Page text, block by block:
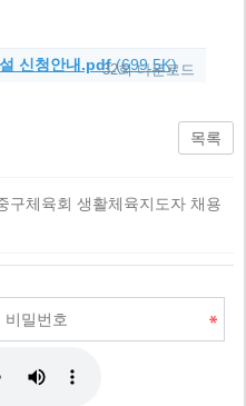
신청안내.pdf(699.5K)
32회 다운로드
목록
구체육회 생활체육지도자 채용